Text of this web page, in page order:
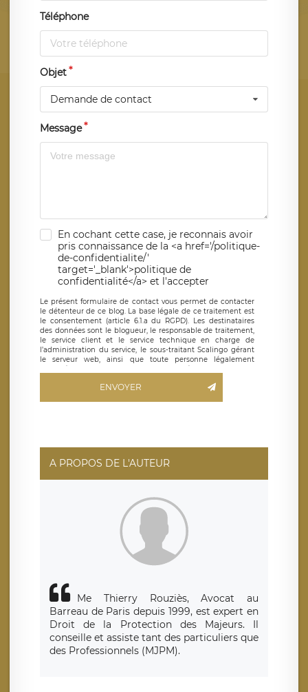
Téléphone
Objet
Demande de contact
Message
En cochant cette case, je reconnais avoir
pris connaissance de la <a href='/politique-
de-confidentialite/'
target='_blank'>politique de
confidentialité</a> et l'accepter
Le présent formulaire de contact vous permet de contacter
le détenteur de ce blog. La base légale de ce traitement est
le consentement (article 6.1.a du RGPD). Les destinataires
des données sont le blogueur, le responsable de traitement,
le service client et le service technique en charge de
l’administration du service, le sous-traitant Scalingo gérant
le serveur web, ainsi que toute personne légalement
autorisée. Le formulaire de contact à destination du
basé en France et offrant des
clauses de protection
limitation du traitement relatif à vos données à caractère
données. Vous pouvez exercer ces droits auprès du délégué
de traitement est la société LÉGAVOX, sis 9 rue Léopold
Sédar Senghor, joignable à l’adresse mail :
responsabledetraitement@legavox.fr. Vous avez également
le droit d’introduire une réclamation auprès d’une autorité
ENVOYER
A PROPOS DE L'AUTEUR
Me Thierry Rouziès, Avocat au
Barreau de Paris depuis 1999, est expert en
Droit de la Protection des Majeurs. Il
conseille et assiste tant des particuliers que
des Professionnels (MJPM).